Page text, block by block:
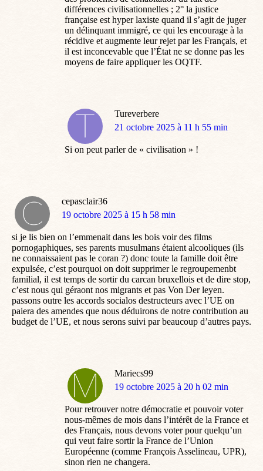
différences civilisationnelles ; 2° la justice
française est hyper laxiste quand il s’agit de juger
un délinquant immigré, ce qui les encourage à la
récidive et augmente leur rejet par les Français, et
il est inconcevable que l’État ne se donne pas les
moyens de faire appliquer les OQTF.
Tureverbere
dit
21 octobre 2025 à 11 h 55 min
Si on peut parler de « civilisation » !
cepasclair36
dit
19 octobre 2025 à 15 h 58 min
si je lis bien on l’emmenait dans les bois voir des films
pornogaphiques, ses parents musulmans étaient alcooliques (ils
ne connaissaient pas le coran ?) donc toute la famille doit être
expulsée, c’est pourquoi on doit supprimer le regroupemenbt
familial, il est temps de sortir du carcan bruxellois et de dire stop,
c’est nous qui géraont nos migrants et pas Von Der leyen.
passons outre les accords socialos destructeurs avec l’UE on
paiera des amendes que nous déduirons de notre contribution au
budget de l’UE, et nous serons suivi par beaucoup d’autres pays.
Mariecs99
dit
19 octobre 2025 à 20 h 02 min
Pour retrouver notre démocratie et pouvoir voter
nous-mêmes de mois dans l’intérêt de la France et
des Français, nous devons voter pour quelqu’un
qui veut faire sortir la France de l’Union
Européenne (comme François Asselineau, UPR),
sinon rien ne changera.